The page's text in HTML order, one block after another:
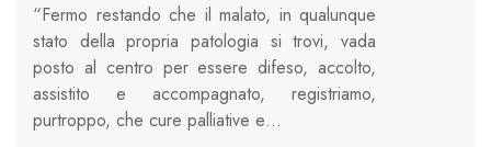
“Fermo restando che il malato, in qualunque
stato della propria patologia si trovi, vada
posto al centro per essere difeso, accolto,
assistito e accompagnato, registriamo,
purtroppo, che cure palliative e…